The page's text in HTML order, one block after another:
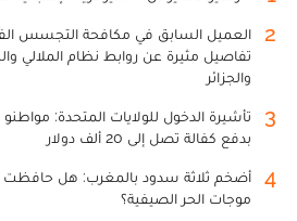
2
العميل السابق في مكافحة التجسس
تفاصيل مثيرة عن روابط نظام الملالي
والجزائر
3
بدفع كفالة تصل إلى 20 ألف دولار
4
أضخم ثلاثة سدود بالمغرب: هل
موجات الحر الصيفية؟